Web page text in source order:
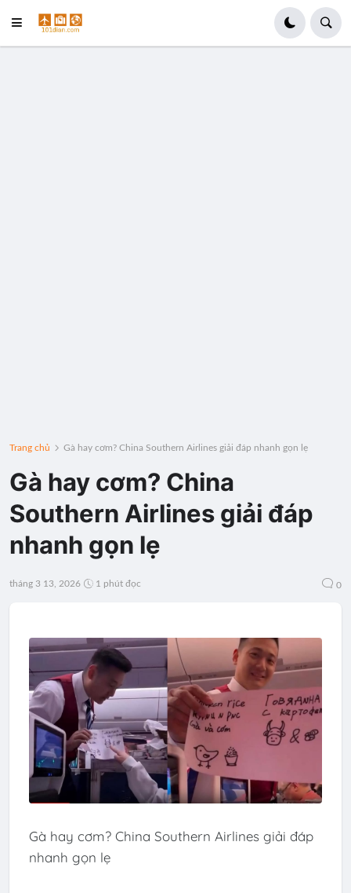
Trang chủ Gà hay cơm? China Southern Airlines giải đáp nhanh gọn lẹ
Gà hay cơm? China
Southern Airlines giải đáp
nhanh gọn lẹ
tháng 3 13, 2026 1 phút đọc 0
Gà hay cơm? China Southern Airlines giải đáp
nhanh gọn lẹ